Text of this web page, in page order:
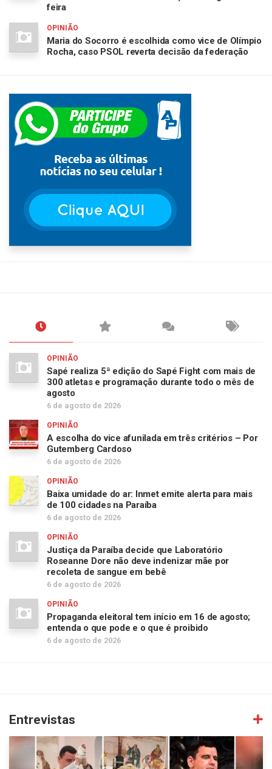
feira
OPINIÃO
Maria do Socorro é escolhida como vice de Olímpio
Rocha, caso PSOL reverta decisão da federação
OPINIÃO
Sapé realiza 5ª edição do Sapé Fight com mais de
300 atletas e programação durante todo o mês de
agosto
6 de agosto de 2026
OPINIÃO
A escolha do vice afunilada em três critérios – Por
Gutemberg Cardoso
6 de agosto de 2026
OPINIÃO
Baixa umidade do ar: Inmet emite alerta para mais
de 100 cidades na Paraíba
6 de agosto de 2026
OPINIÃO
Justiça da Paraíba decide que Laboratório
Roseanne Dore não deve indenizar mãe por
recoleta de sangue em bebê
6 de agosto de 2026
OPINIÃO
Propaganda eleitoral tem início em 16 de agosto;
entenda o que pode e o que é proibido
6 de agosto de 2026
Entrevistas